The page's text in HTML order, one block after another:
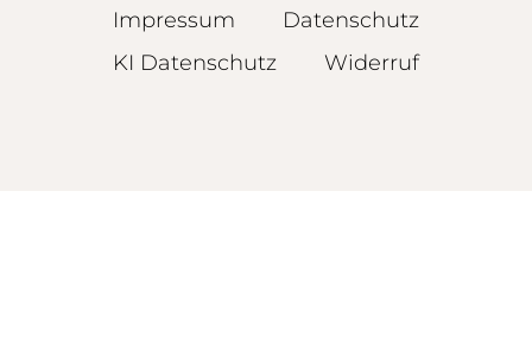
Impressum
Datenschutz
KI Datenschutz
Widerruf